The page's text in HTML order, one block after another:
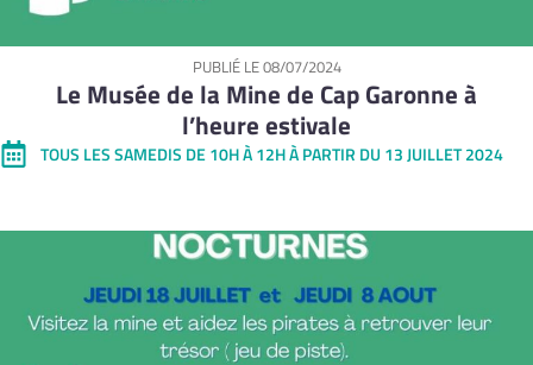
PUBLIÉ LE08/07/2024
Le Musée de la Mine de Cap Garonne à
l’heure estivale
TOUS LES SAMEDIS DE 10H À 12H À PARTIR DU 13 JUILLET 2024